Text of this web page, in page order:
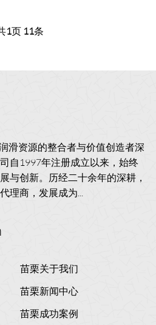
1页 11条
滑资源的整合者与价值创造者深
自1997年注册成立以来，始终
与创新。历经二十余年的深耕，
理商，发展成为...
苗栗关于我们
苗栗新闻中心
苗栗成功案例